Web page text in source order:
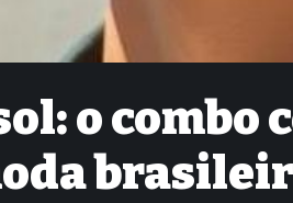
o combo